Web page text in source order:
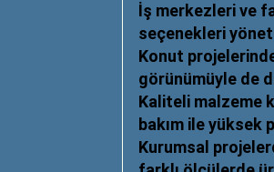
İş merkezleri ve
seçenekleri
Konut
görünümüyle de
Kaliteli malzeme
bakım ile yüksek
Kurumsal